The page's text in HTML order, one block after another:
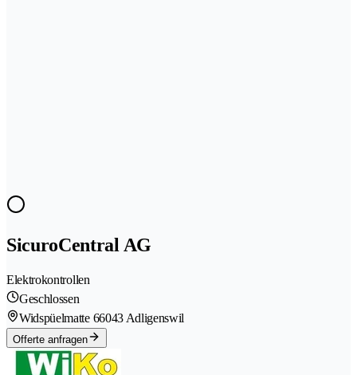
SicuroCentral AG
Elektrokontrollen
Geschlossen
Widspüelmatte 66043 Adligenswil
Offerte anfragen